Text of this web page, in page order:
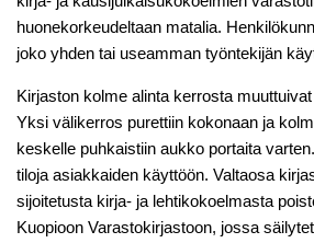
huonekorkeudeltaan matalia.
joko yhden tai useamman työntekijän
Kirjaston kolme alinta kerrosta
Yksi välikerros purettiin kokonaan ja
keskelle puhkaistiin aukko portaita
tiloja asiakkaiden käyttöön. Valtaosa
sijoitetusta kirja- ja lehtikokoelmasta
Kuopioon Varastokirjastoon, jossa